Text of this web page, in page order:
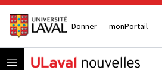
Donner monPortail
Open menu